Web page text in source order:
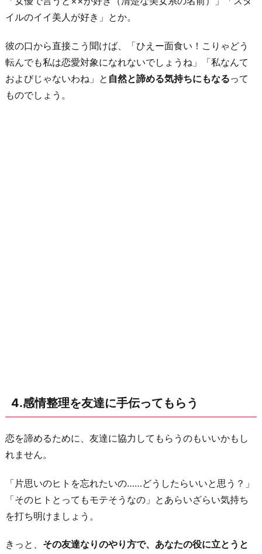
イルのイイ美人が好き」とか。
彼の口から直接こう聞けば、「ひえー面食い！こりゃどう
転んでも私は恋愛対象になれないでしょうね」「私なんて
およびじゃないわね」と 自然と諦める気持ちにもなるって
ものでしょう。
4.感情整理を友達に手伝ってもらう
恋を諦めるために、友達に協力してもらうのもいいかもし
れません。
「片思いのヒトを忘れたいの……どうしたらいいと思う？」
「そのヒトとってもモテそうなの」とあらいざらい気持ち
を打ち明けましょう。
きっと、 その友達なりのやり方で、あなたの役に立とうと